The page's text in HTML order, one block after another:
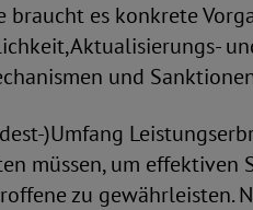
es konkrete
und
)Umfang
müssen, um effektiven
zu gewährleisten.